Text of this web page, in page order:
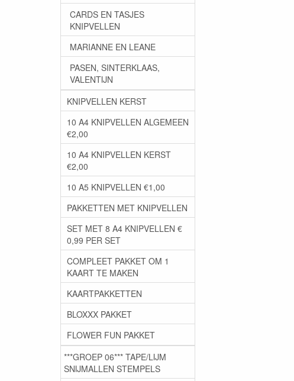
CARDS EN TASJES
KNIPVELLEN
MARIANNE EN LEANE
PASEN, SINTERKLAAS,
VALENTIJN
KNIPVELLEN KERST
10 A4 KNIPVELLEN ALGEMEEN
€2,00
10 A4 KNIPVELLEN KERST
€2,00
10 A5 KNIPVELLEN €1,00
PAKKETTEN MET KNIPVELLEN
SET MET 8 A4 KNIPVELLEN €
0,99 PER SET
COMPLEET PAKKET OM 1
KAART TE MAKEN
KAARTPAKKETTEN
BLOXXX PAKKET
FLOWER FUN PAKKET
***GROEP 06*** TAPE/LIJM
SNIJMALLEN STEMPELS